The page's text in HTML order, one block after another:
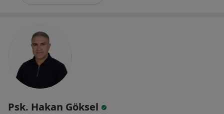
Psk. Hakan Göksel